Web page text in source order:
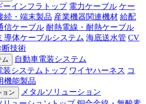
ーインフラトップ 電力ケーブル ケー
続・端末製品 産業機器関連機材 給配
信ケーブル 耐熱電線・耐熱ケーブル
導体ケーブルシステム 海底送水管 CV
断技術
ム 自動車電装システム
装システムトップ ワイヤハーネス コ
機能製品
ョン メタルソリューション